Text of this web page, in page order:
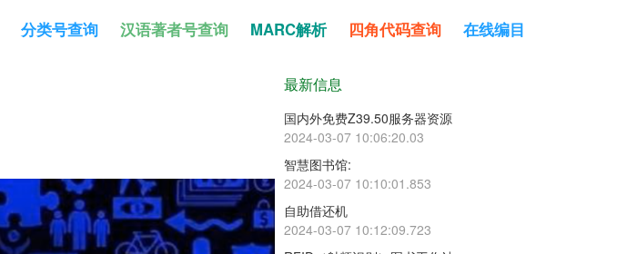
分类号查询 汉语著者号查询 MARC解析 四角代码查询 在线编目
最新信息
国内外免费Z39.50服务器资源
2024-03-07 10:06:20.03
智慧图书馆:
2024-03-07 10:10:01.853
自助借还机
2024-03-07 10:12:09.723